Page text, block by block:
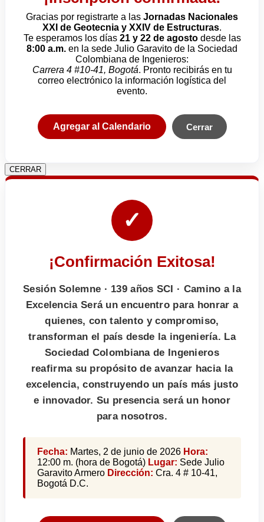
Gracias por registrarte a las Jornadas Nacionales
XXI de Geotecnia y XXIV de Estructuras.
Te esperamos los días 21 y 22 de agostodesde las
8:00 a.m. en la sede Julio Garavito de la Sociedad
Colombiana de Ingenieros:
Carrera 4 #10-41, Bogotá. Pronto recibirás en tu
correo electrónico la información logística del
evento.
Agregar al Calendario Cerrar
CERRAR
✓
¡Confirmación Exitosa!
Sesión Solemne · 139 años SCI · Camino a la
Excelencia Será un encuentro para honrar a
quienes, con talento y compromiso,
transforman el país desde la ingeniería. La
Sociedad Colombiana de Ingenieros
reafirma su propósito de avanzar hacia la
excelencia, construyendo un país más justo
e innovador. Su presencia será un honor
para nosotros.
Fecha: Martes, 2 de junio de 2026 Hora:
12:00 m. (hora de Bogotá) Lugar: Sede Julio
Garavito Armero Dirección: Cra. 4 # 10-41,
Bogotá D.C.